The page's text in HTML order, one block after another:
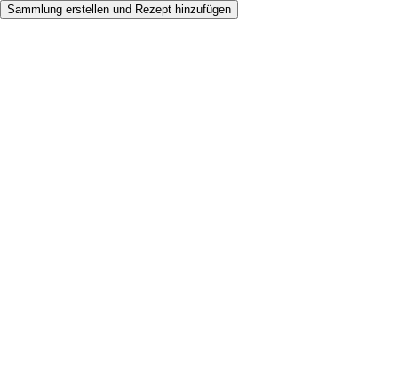
Sammlung erstellen und Rezept hinzufügen